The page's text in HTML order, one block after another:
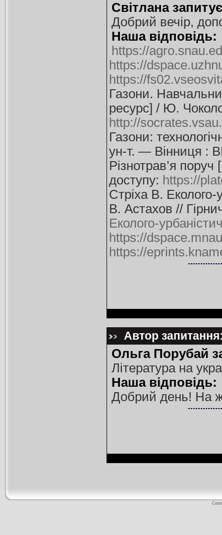
Світлана
Добрий вечір,
Наша відповідь:
https://
https://
https://
Газони.
ресурс] / Ю.
http://
Газони:
ун-т. — Вінниця :
Різнотрав’я
доступу: https://
Стріха В.
В. Астахов //
Еколого-
https://
https://
Автор
Ольга Порубай
Література на
Наша відповідь:
Добрий день! На